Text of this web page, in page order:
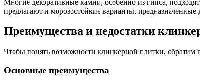
Многие декоративные камни, особенно из гипса,
предлагают и морозостойкие варианты, предназначенные
Преимущества и недостатки
Чтобы понять возможности клинкерной плитки, обратим
Основные преимущества